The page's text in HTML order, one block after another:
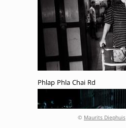
Phlap Phla Chai Rd
© Maurits Diephuis